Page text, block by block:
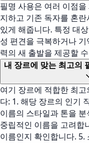
필명 사용은 여러 이점
지하고 기존 독자를 혼
있게 해줍니다. 특정 대
성 편견을 극복하거나
력의 새 출발을 제공할
내 장르에 맞는 최고의
여기 장르에 적합한 최
다: 1. 해당 장르의 인기
이름의 스타일과 톤을
중립적인 이름을 고려합
이름인지 확인합니다. 5.